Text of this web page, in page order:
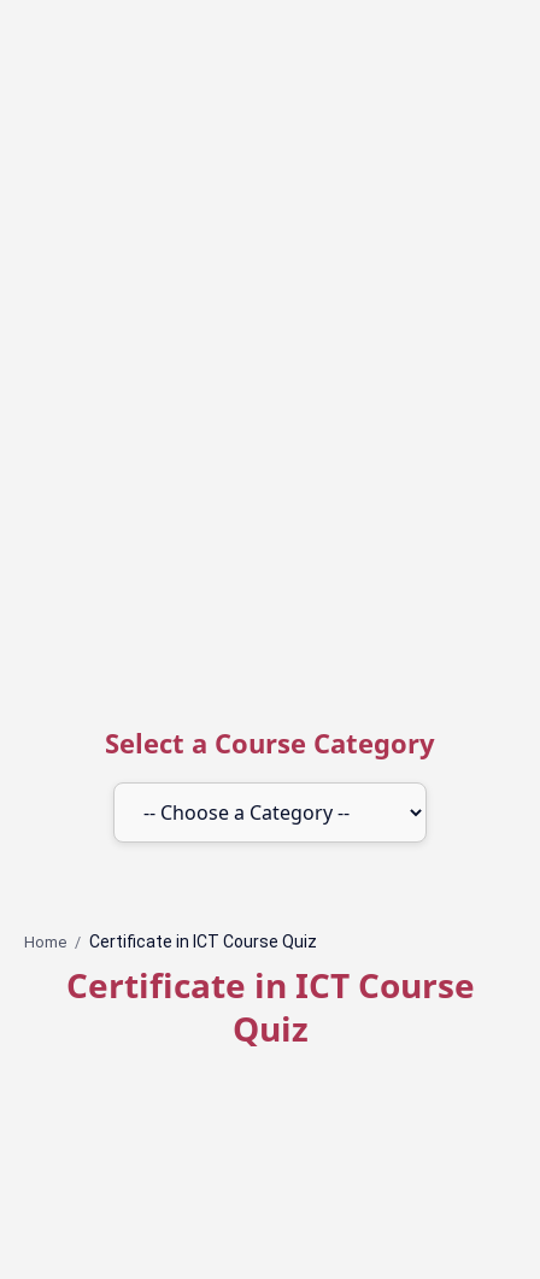
Select a Course Category
Home
Certificate in ICT Course
Quiz